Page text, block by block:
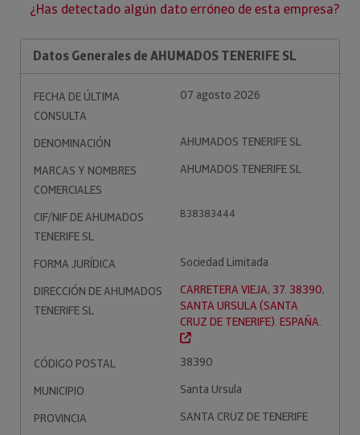
¿Has detectado algún dato erróneo de esta empresa?
Datos Generales de AHUMADOS TENERIFE SL
FECHA DE ÚLTIMA
CONSULTA
07 agosto 2026
DENOMINACIÓN
AHUMADOS TENERIFE SL
MARCAS Y NOMBRES
COMERCIALES
AHUMADOS TENERIFE SL
CIF/NIF DE AHUMADOS
TENERIFE SL
B38383444
FORMA JURÍDICA
Sociedad Limitada
DIRECCIÓN DE AHUMADOS
TENERIFE SL
CARRETERA VIEJA, 37. 38390,
SANTA URSULA (SANTA
CRUZ DE TENERIFE). ESPAÑA.
CÓDIGO POSTAL
38390
MUNICIPIO
Santa Ursula
PROVINCIA
SANTA CRUZ DE TENERIFE